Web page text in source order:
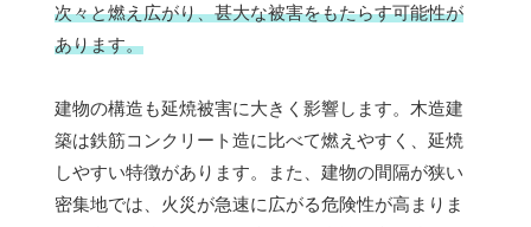
次々と燃え広がり、甚大な被害をもたらす可能性が
あります。
建物の構造も延焼被害に大きく影響します。木造建
築は鉄筋コンクリート造に比べて燃えやすく、延焼
しやすい特徴があります。また、建物の間隔が狭い
密集地では、火災が急速に広がる危険性が高まりま